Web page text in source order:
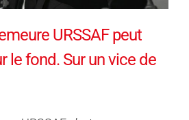
URSSAF peut
le fond. Sur un vice de